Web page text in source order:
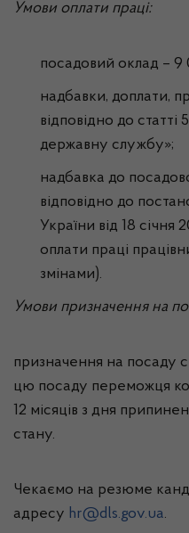
Умови оплати праці:
посадовий оклад – 9
надбавки, доплати,
відповідно до
державну службу»;
надбавка до
відповідно до
України від 18
оплати праці
змінами).
Умови призначення на
призначення на посаду
цю посаду переможця
12 місяців з дня
стану.
Чекаємо на резюме
адресу hr@dls.gov.ua.